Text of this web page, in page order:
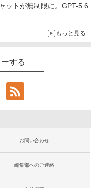
ットが無制限に。GPT-5.6
もっと見る
する
お問い合わせ
編集部へのご連絡